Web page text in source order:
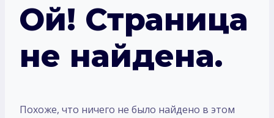
Ой! Страница
не найдена.
Похоже, что ничего не было найдено в этом